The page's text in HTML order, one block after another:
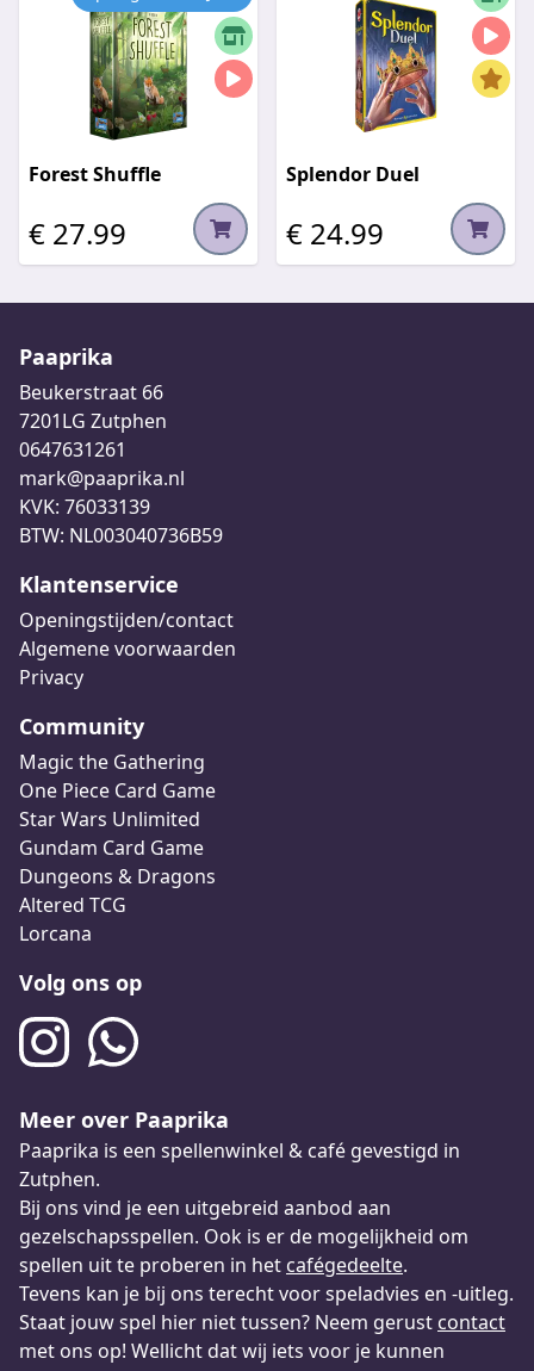
Forest Shuffle
€ 27.99
Splendor Duel
€ 24.99
Paaprika
Beukerstraat 66
7201LG Zutphen
0647631261
mark@paaprika.nl
KVK: 76033139
BTW: NL003040736B59
Klantenservice
Openingstijden/contact
Algemene voorwaarden
Privacy
Community
Magic the Gathering
One Piece Card Game
Star Wars Unlimited
Gundam Card Game
Dungeons & Dragons
Altered TCG
Lorcana
Volg ons op
Meer over Paaprika
Paaprika is een spellenwinkel & café gevestigd in
Zutphen.
Bij ons vind je een uitgebreid aanbod aan
gezelschapsspellen. Ook is er de mogelijkheid om
spellen uit te proberen in het cafégedeelte.
Tevens kan je bij ons terecht voor speladvies en -uitleg.
Staat jouw spel hier niet tussen? Neem gerust contact
met ons op! Wellicht dat wij iets voor je kunnen